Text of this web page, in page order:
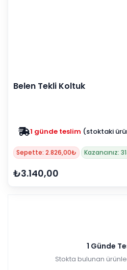
Belen Tekli Koltuk
1 günde teslim (stoktaki
Zam yok
2025 fiyatları
Sepette: 2.826,00₺ Kazancınız:
₺3.140,00
1 Günde
Stokta bulunan